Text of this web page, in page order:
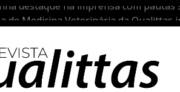
de Medicina Veterinária da Qualittas
a tradicional Cerimônia do Jaleco